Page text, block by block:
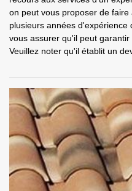
on peut vous proposer de
plusieurs années
vous assurer qu'il peut
Veuillez noter qu'il établit un